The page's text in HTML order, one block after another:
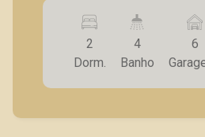
integrados c/ varanda
inverno, varanda em L com
balcão, wc, piscina
cascata, prainha, 4 vagas de
2
Dorm.
4
Banho
6